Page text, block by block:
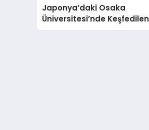
Japonya’daki Osaka
Üniversitesi’nde Keşfedilen
AP2A1 Proteini Hücresel